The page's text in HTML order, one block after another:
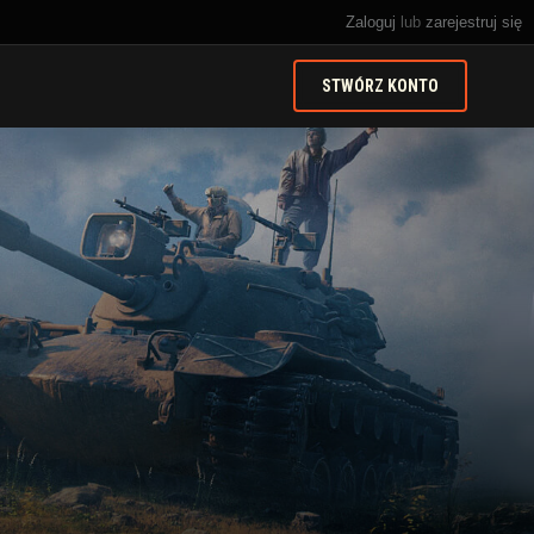
Zaloguj lub zarejestruj się
STWÓRZ KONTO